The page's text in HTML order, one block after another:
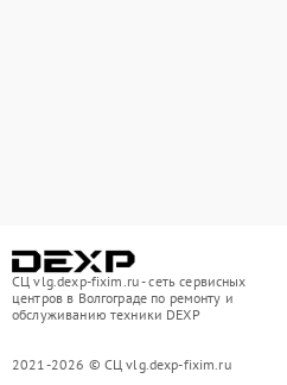
СЦ vlg.dexp-fixim.ru - сеть сервисных
центров в Волгограде по ремонту и
обслуживанию техники DEXP
2021-2026 © СЦ vlg.dexp-fixim.ru